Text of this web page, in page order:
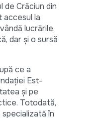
Crăciun din
accesul la
lucrările.
dar și o sursă
ce a
Est-
și pe
Totodată,
în